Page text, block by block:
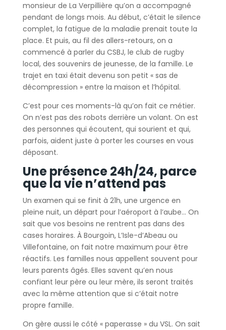
monsieur de La Verpillière qu’on a accompagné
pendant de longs mois. Au début, c’était le silence
complet, la fatigue de la maladie prenait toute la
place. Et puis, au fil des allers-retours, on a
commencé à parler du CSBJ, le club de rugby
local, des souvenirs de jeunesse, de la famille. Le
trajet en taxi était devenu son petit « sas de
décompression » entre la maison et l’hôpital.
C’est pour ces moments-là qu’on fait ce métier.
On n’est pas des robots derrière un volant. On est
des personnes qui écoutent, qui sourient et qui,
parfois, aident juste à porter les courses en vous
déposant.
Une présence 24h/24, parce
que la vie n’attend pas
Un examen qui se finit à 21h, une urgence en
pleine nuit, un départ pour l’aéroport à l’aube… On
sait que vos besoins ne rentrent pas dans des
cases horaires. À Bourgoin, L’Isle-d’Abeau ou
Villefontaine, on fait notre maximum pour être
réactifs. Les familles nous appellent souvent pour
leurs parents âgés. Elles savent qu’en nous
confiant leur père ou leur mère, ils seront traités
avec la même attention que si c’était notre
propre famille.
On gère aussi le côté « paperasse » du VSL. On sait